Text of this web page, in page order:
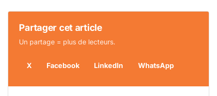
Partager cet article
Un partage = plus de lecteurs.
X Facebook LinkedIn WhatsApp